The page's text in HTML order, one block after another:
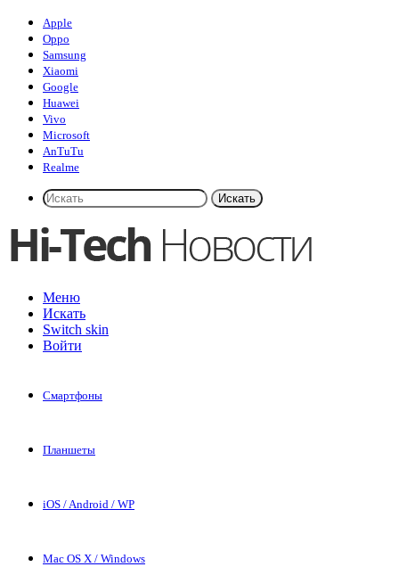
Apple
Oppo
Samsung
Xiaomi
Google
Huawei
Vivo
Microsoft
AnTuTu
Realme
Искать
Меню
Искать
Switch skin
Войти
Смартфоны
Планшеты
iOS / Android / WP
Mac OS X / Windows